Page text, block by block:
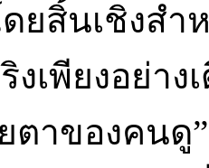
ยสิ้นเชิงสำ
เพียงอย่าง
ตาของคน